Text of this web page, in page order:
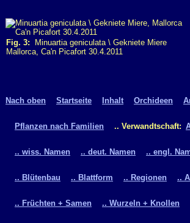
Fig. 3: Minuartia geniculata \ Gekniete Miere
Mallorca, Ca'n Picafort 30.4.2011
Nach oben Startseite Inhalt Orchideen
Pflanzen nach Familien .. Verwandtschaft:
.. wiss. Namen .. deut. Namen .. engl.
.. Blütenbau .. Blattform .. Regionen ..
.. Früchten + Samen .. Wurzeln + Knollen